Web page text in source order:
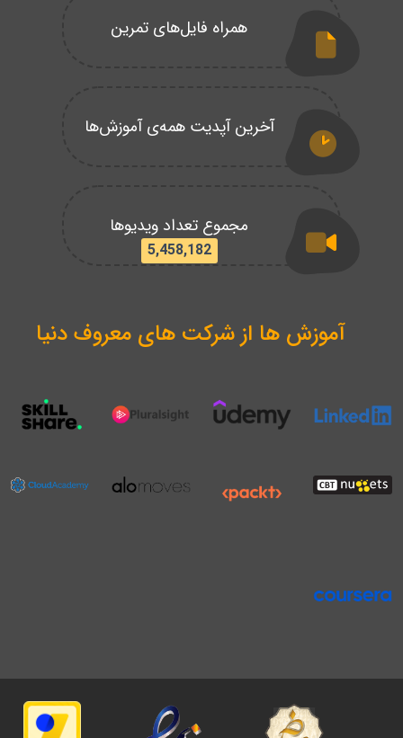
همراه فایل‌های تمرین
آخرین آپدیت همه‌ی آموزش‌ها
مجموع تعداد ویدیوها
5,458,182
آموزش ها از شرکت های معروف دنیا